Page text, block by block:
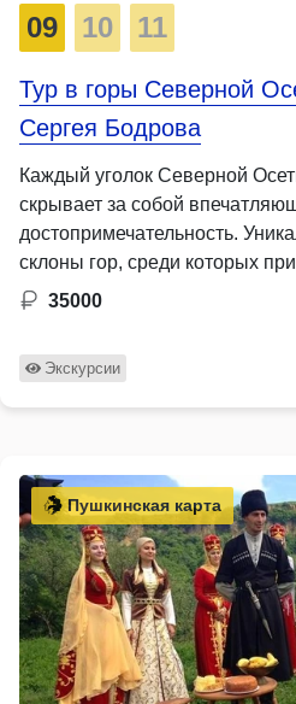
09 10 11
Тур в горы Северной
Сергея Бодрова
Каждый уголок Северной
скрывает за собой
достопримечательность.
склоны гор, среди которых
35000
Экскурсии
Пушкинская карта